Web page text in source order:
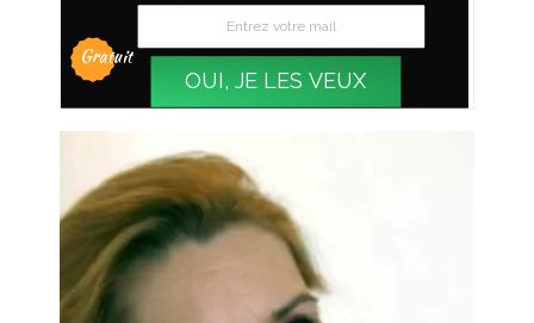
Gratuit
OUI, JE LES VEUX